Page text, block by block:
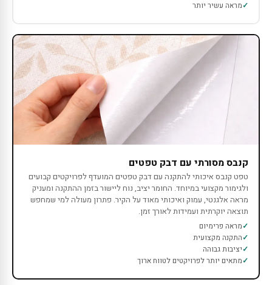
מראה עשיר יותר
קנבס מסורתי עם דבק טפטים
טפט קנבס איכותי להתקנה עם דבק טפטים המועדף לפרויקטים קבועים
ולגימור מקצועי במיוחד. החומר יציב, נוח ליישור בזמן ההתקנה ומעניק
מראה אלגנטי, עמוק ואיכותי מאוד על הקיר. פתרון מעולה למי שמחפש
תוצאה יוקרתית ועמידות לאורך זמן.
מראה פרימיום
התקנה מקצועית
יציבות גבוהה
מתאים יותר לפרויקטים לטווח ארוך